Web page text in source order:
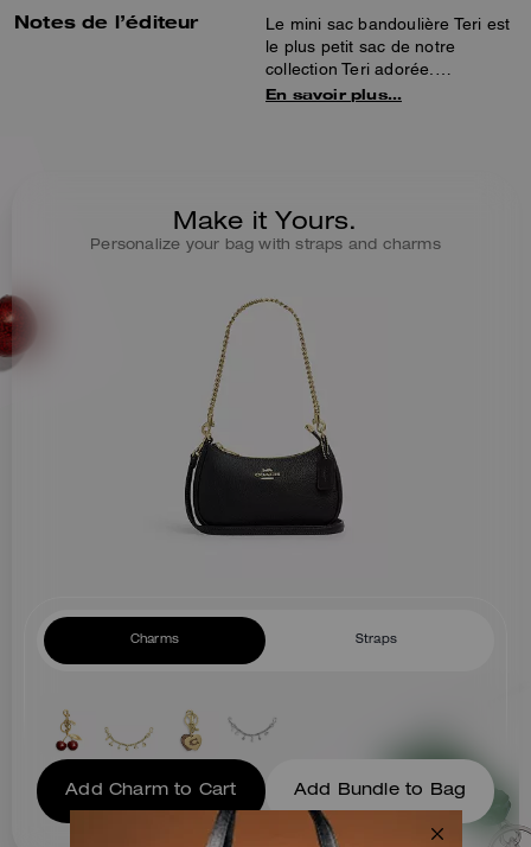
Notes de l’éditeur
Le mini sac bandoulière Teri est
le plus petit sac de notre
collection Teri adorée.
Confectionné en cuir galet
bandoulière est idéal pour
transporter les essentiels du
cartes et vos objets préférés
dans sa poche à bouton
pression.
En savoir plus…
Make it Yours.
Personalize your bag with straps and charms
Charms Straps
Add Charm to Cart Add Bundle to Bag